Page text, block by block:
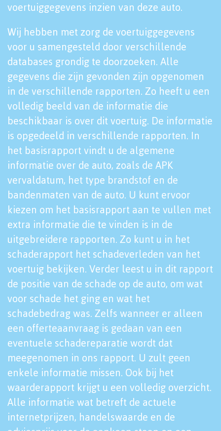
voertuiggegevens inzien van deze auto.
Wij hebben met zorg de voertuiggegevens
voor u samengesteld door verschillende
databases grondig te doorzoeken. Alle
gegevens die zijn gevonden zijn opgenomen
in de verschillende rapporten. Zo heeft u een
volledig beeld van de informatie die
beschikbaar is over dit voertuig. De informatie
is opgedeeld in verschillende rapporten. In
het basisrapport vindt u de algemene
informatie over de auto, zoals de APK
vervaldatum, het type brandstof en de
bandenmaten van de auto. U kunt ervoor
kiezen om het basisrapport aan te vullen met
extra informatie die te vinden is in de
uitgebreidere rapporten. Zo kunt u in het
schaderapport het schadeverleden van het
voertuig bekijken. Verder leest u in dit rapport
de positie van de schade op de auto, om wat
voor schade het ging en wat het
schadebedrag was. Zelfs wanneer er alleen
een offerteaanvraag is gedaan van een
eventuele schadereparatie wordt dat
meegenomen in ons rapport. U zult geen
enkele informatie missen. Ook bij het
waarderapport krijgt u een volledig overzicht.
Alle informatie wat betreft de actuele
internetprijzen, handelswaarde en de